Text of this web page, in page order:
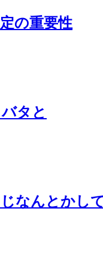
の重要性
タと
なんとかし